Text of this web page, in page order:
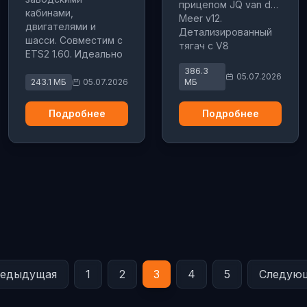
кабинами,
двигателями и
шасси. Совместим с
ETS2 1.60. Идеально
классики Volvo.
243.1 МБ 05.07.2026
Подробнее
прицепом JQ van der
Meer v12.
Детализированный
тягач с V8
эксклюзивным
интерьером и
вариантами тюнинга.
Для версии 1.60.
386.3
МБ
05.07.2026
Подробнее
1 2 3 4 5